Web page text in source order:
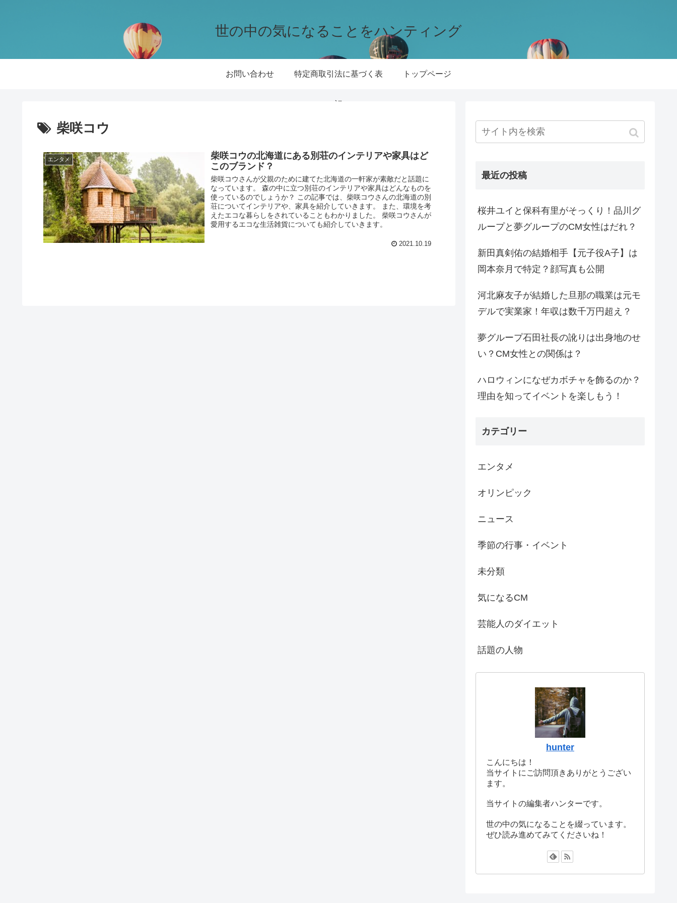
世の中の気になることをハンティング
お問い合わせ 特定商取引法に基づく表
記
トップページ
柴咲コウ
エンタメ
柴咲コウの北海道にある別荘のインテリアや家具はど
このブランド？
柴咲コウさんが父親のために建てた北海道の一軒家が素敵だと話題に
なっています。 森の中に立つ別荘のインテリアや家具はどんなものを
使っているのでしょうか？ この記事では、柴咲コウさんの北海道の別
荘についてインテリアや、家具を紹介していきます。 また、環境を考
えたエコな暮らしをされていることもわかりました。 柴咲コウさんが
愛用するエコな生活雑貨についても紹介していきます。
2021.10.19
最近の投稿
桜井ユイと保科有里がそっくり！品川グ
ループと夢グループのCM女性はだれ？
新田真剣佑の結婚相手【元子役A子】は
岡本奈月で特定？顔写真も公開
河北麻友子が結婚した旦那の職業は元モ
デルで実業家！年収は数千万円超え？
夢グループ石田社長の訛りは出身地のせ
い？CM女性との関係は？
ハロウィンになぜカボチャを飾るのか？
理由を知ってイベントを楽しもう！
カテゴリー
エンタメ
オリンピック
ニュース
季節の行事・イベント
未分類
気になるCM
芸能人のダイエット
話題の人物
hunter
こんにちは！
当サイトにご訪問頂きありがとうござい
ます。
当サイトの編集者ハンターです。
世の中の気になることを綴っています。
ぜひ読み進めてみてくださいね！